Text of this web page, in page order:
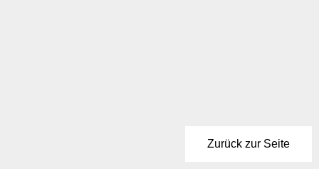
Zurück zur Seite